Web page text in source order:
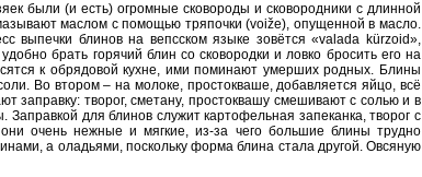
были (и есть) огромные сковороды и сковородники с длинной
маслом с помощью тряпочки (voižе), опущенной в масло.
выпечки блинов на вепсском языке зовётся «valada kürzoid»,
брать горячий блин со сковородки и ловко бросить его на
к обрядовой кухне, ими поминают умерших родных. Блины
Во втором – на молоке, простокваше, добавляется яйцо, всё
заправку: творог, сметану, простоквашу смешивают с солью и в
для блинов служит картофельная запеканка, творог с
очень нежные и мягкие, из-за чего большие блины трудно
а оладьями, поскольку форма блина стала другой. Овсяную